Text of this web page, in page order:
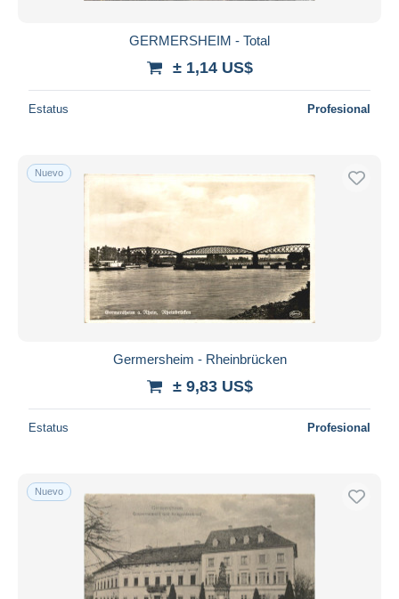
GERMERSHEIM - Total
± 1,14 US$
Estatus Profesional
Nuevo
Germersheim - Rheinbrücken
± 9,83 US$
Estatus Profesional
Nuevo